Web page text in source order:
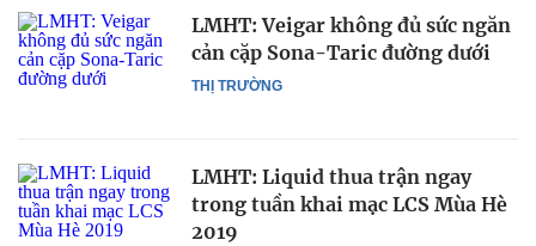
THỊ TRƯỜNG
LMHT: Veigar không đủ sức ngăn
cản cặp Sona-Taric đường dưới
LMHT: Liquid thua trận ngay
trong tuần khai mạc LCS Mùa Hè
2019